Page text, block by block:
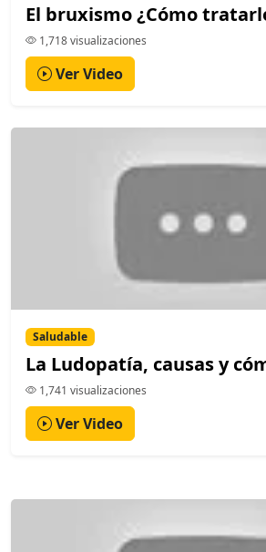
El bruxismo ¿Cómo
1,718 visualizaciones
Ver Video
Saludable
La Ludopatía, causas y
1,741 visualizaciones
Ver Video